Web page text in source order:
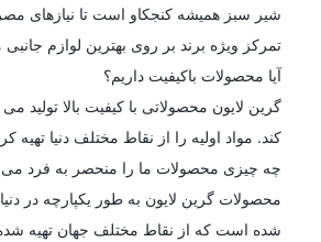
شیر سبز همیشه کنجکاو است تا نیازهای
تمرکز ویژه برند بر روی بهترین لوازم
آیا محصولات باکیفیت داریم؟
گرین لایون محصولاتی با کیفیت بالا
کند. مواد اولیه را از نقاط مختلف دنیا
چه چیزی محصولات ما را منحصر به فرد می
محصولات گرین لایون به طور یکپارچه در
شده است که از نقاط مختلف جهان تهیه